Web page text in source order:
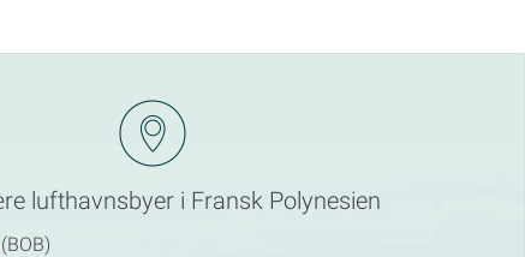
lufthavnsbyer i Fransk Polynesien
(BOB)